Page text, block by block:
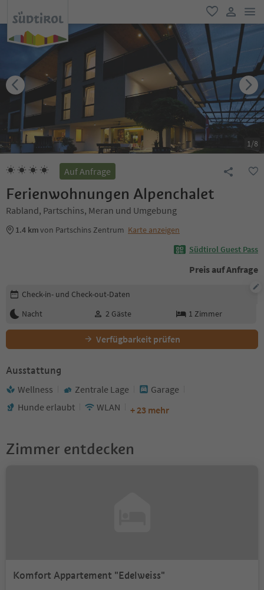
favorit
user link
1/8
Auf Anfrage
Ferienwohnungen Alpenchalet
Rabland, Partschins, Meran und Umgebung
1.4 kmvon Partschins Zentrum Karte anzeigen
Südtirol Guest Pass
Preis auf Anfrage
Buchungsdetails bearbeiten
Check-in- und Check-out-Daten
Nacht
2 Gäste 1 Zimmer
Verfügbarkeit prüfen
Ausstattung
Wellness Zentrale Lage
Garage
Hunde erlaubt
WLAN + 23 mehr
Zimmer entdecken
Komfort Appartement "Edelweiss"